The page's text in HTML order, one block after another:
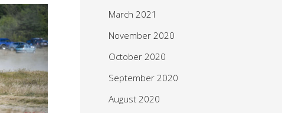
March 2021
November 2020
October 2020
September 2020
August 2020